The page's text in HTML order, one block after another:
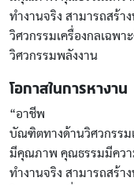
ทำงานจริง สามารถสร้
วิศวกรรมเครื่องกลเฉพ
วิศวกรรมพลังงาน
โอกาสในการหางาน
“อาชีพ
บัณฑิตทางด้านวิศวกรร
มีคุณภาพ คุณธรรมมีควา
ทำงานจริง สามารถสร้